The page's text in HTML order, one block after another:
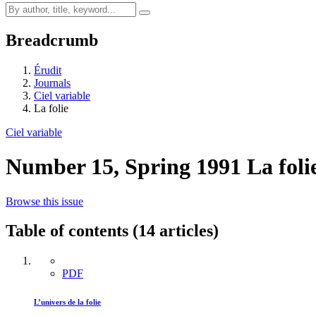
Breadcrumb
Érudit
Journals
Ciel variable
La folie
Ciel variable
Number 15, Spring 1991 La
Browse this issue
Table of contents (14 articles)
PDF
L’univers de la folie